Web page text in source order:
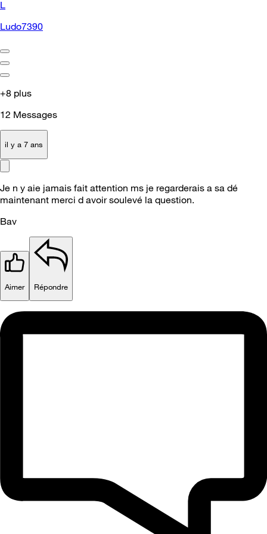
L
Ludo7390
+8 plus
12 Messages
il y a 7 ans
Je n y aie jamais fait attention ms je regarderais a sa dé
maintenant merci d avoir soulevé la question.
Bav
Aimer Répondre